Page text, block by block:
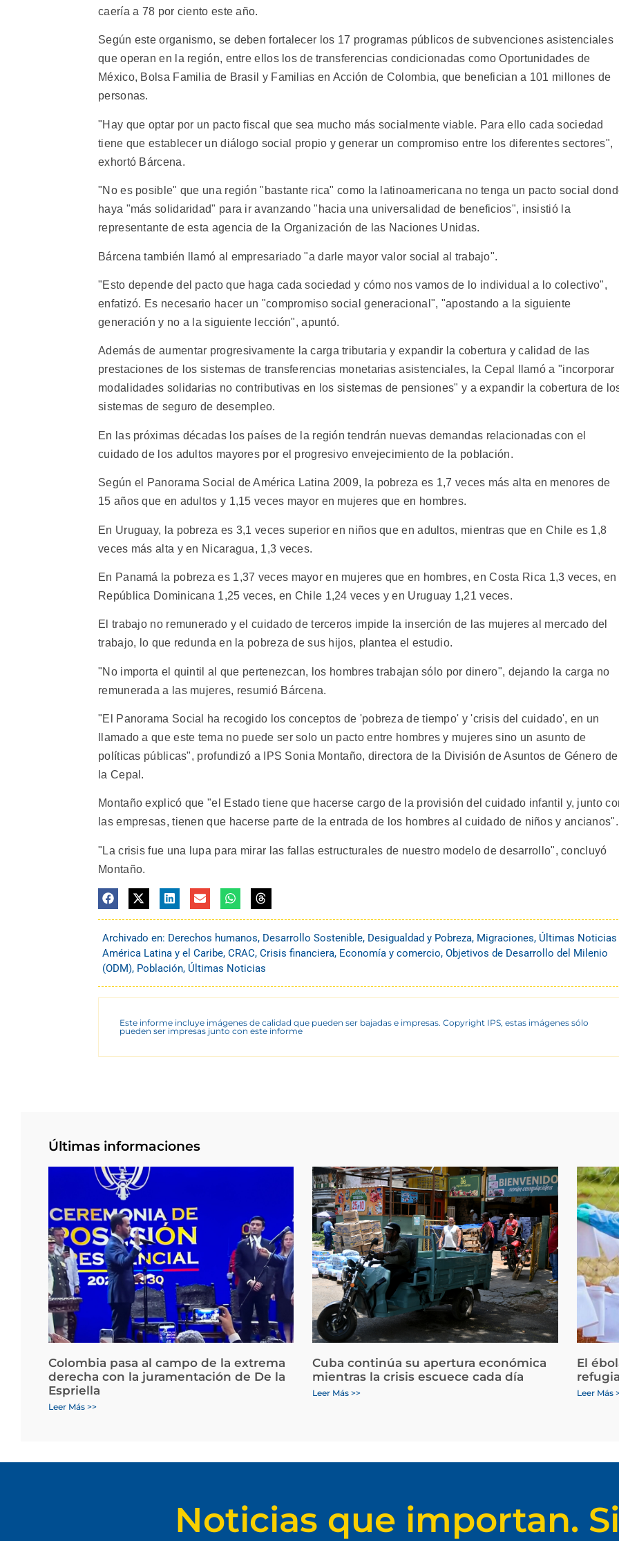
caería a 78 por ciento este año.
Según este organismo, se deben fortalecer los 17 programas públicos de subvenciones asistenciales
que operan en la región, entre ellos los de transferencias condicionadas como Oportunidades de
México, Bolsa Familia de Brasil y Familias en Acción de Colombia, que benefician a 101 millones de
personas.
"Hay que optar por un pacto fiscal que sea mucho más socialmente viable. Para ello cada sociedad
tiene que establecer un diálogo social propio y generar un compromiso entre los diferentes sectores",
exhortó Bárcena.
"No es posible" que una región "bastante rica" como la latinoamericana no tenga un pacto social
haya "más solidaridad" para ir avanzando "hacia una universalidad de beneficios", insistió la
representante de esta agencia de la Organización de las Naciones Unidas.
Bárcena también llamó al empresariado "a darle mayor valor social al trabajo".
"Esto depende del pacto que haga cada sociedad y cómo nos vamos de lo individual a lo colectivo",
enfatizó. Es necesario hacer un "compromiso social generacional", "apostando a la siguiente
generación y no a la siguiente lección", apuntó.
Además de aumentar progresivamente la carga tributaria y expandir la cobertura y calidad de las
prestaciones de los sistemas de transferencias monetarias asistenciales, la Cepal llamó a "incorporar
modalidades solidarias no contributivas en los sistemas de pensiones" y a expandir la cobertura de
sistemas de seguro de desempleo.
En las próximas décadas los países de la región tendrán nuevas demandas relacionadas con el
cuidado de los adultos mayores por el progresivo envejecimiento de la población.
Según el Panorama Social de América Latina 2009, la pobreza es 1,7 veces más alta en menores de
15 años que en adultos y 1,15 veces mayor en mujeres que en hombres.
En Uruguay, la pobreza es 3,1 veces superior en niños que en adultos, mientras que en Chile es 1,8
veces más alta y en Nicaragua, 1,3 veces.
En Panamá la pobreza es 1,37 veces mayor en mujeres que en hombres, en Costa Rica 1,3 veces, en
República Dominicana 1,25 veces, en Chile 1,24 veces y en Uruguay 1,21 veces.
El trabajo no remunerado y el cuidado de terceros impide la inserción de las mujeres al mercado del
trabajo, lo que redunda en la pobreza de sus hijos, plantea el estudio.
"No importa el quintil al que pertenezcan, los hombres trabajan sólo por dinero", dejando la carga no
remunerada a las mujeres, resumió Bárcena.
"El Panorama Social ha recogido los conceptos de 'pobreza de tiempo' y 'crisis del cuidado', en un
llamado a que este tema no puede ser solo un pacto entre hombres y mujeres sino un asunto de
políticas públicas", profundizó a IPS Sonia Montaño, directora de la División de Asuntos de Género de
la Cepal.
Montaño explicó que "el Estado tiene que hacerse cargo de la provisión del cuidado infantil y, junto
las empresas, tienen que hacerse parte de la entrada de los hombres al cuidado de niños y ancianos".
"La crisis fue una lupa para mirar las fallas estructurales de nuestro modelo de desarrollo", concluyó
Montaño.
Archivado en: Derechos humanos, Desarrollo Sostenible, Desigualdad y Pobreza, Migraciones, Últimas Noticias
América Latina y el Caribe, CRAC, Crisis financiera, Economía y comercio, Objetivos de Desarrollo del Milenio
(ODM), Población, Últimas Noticias
Este informe incluye imágenes de calidad que pueden ser bajadas e impresas. Copyright IPS, estas imágenes sólo
pueden ser impresas junto con este informe
Últimas informaciones
Colombia pasa al campo de la extrema
derecha con la juramentación de De la
Espriella
Leer Más >>
Cuba continúa su apertura económica
mientras la crisis escuece cada día
Leer Más >>
El
Leer Más
Noticias que importan.